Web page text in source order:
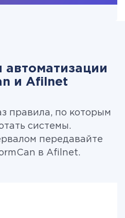
автоматизации
и Afilnet
правила, по которым
системы.
передавайте
в Afilnet.